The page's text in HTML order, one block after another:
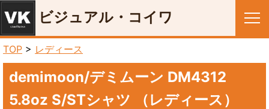
ビジュアル・コイワ
TOP > レディース
demimoon/デミムーン DM4312
5.8oz S/STシャツ （レディース）